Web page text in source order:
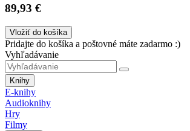
89,93 €
Vložiť do košíka
Pridajte do košíka a poštovné máte zadarmo :)
Vyhľadávanie
Knihy
E-knihy
Audioknihy
Hry
Filmy